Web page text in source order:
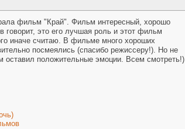
фильм "Край". Фильм интересный, хорошо
это его лучшая роль и этот фильм
иначе считаю. В фильме много хороших
посмеялись (спасибо режиссеру!). Но не
оставил положительные эмоции. Всем смотреть!)